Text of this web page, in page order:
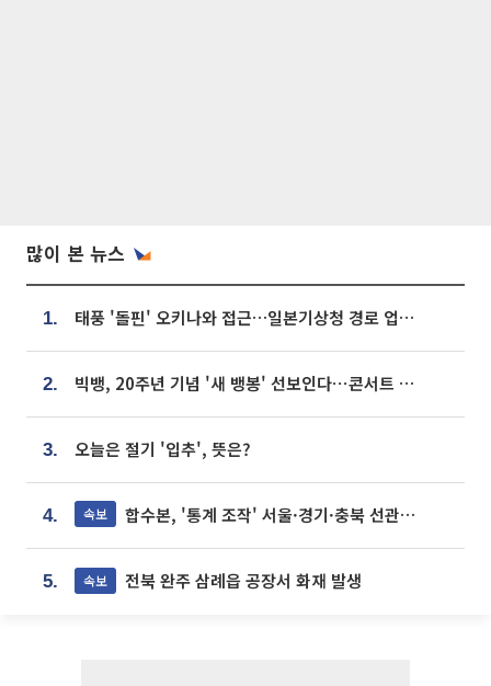
많이 본 뉴스
1. 태풍 '돌핀' 오키나와 접근…일본기상청 경로 업데이트
2. 빅뱅, 20주년 기념 '새 뱅봉' 선보인다⋯콘서트 앞두고 팝업 개최
3. 오늘은 절기 '입추', 뜻은?
4. 속보 합수본, '통계 조작' 서울·경기·충북 선관위 등 추가 압수수색
5. 속보 전북 완주 삼례읍 공장서 화재 발생